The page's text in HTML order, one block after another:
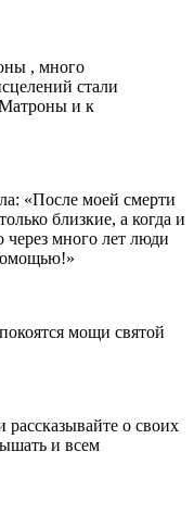
, много
стали
и к
«После моей смерти
близкие, а когда и
через много лет люди
мощи святой
о своих
и всем